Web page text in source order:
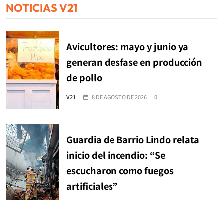
NOTICIAS V21
Avicultores: mayo y junio ya
generan desfase en producción
de pollo
V21 8 DE AGOSTO DE 2026 0
Guardia de Barrio Lindo relata
inicio del incendio: “Se
escucharon como fuegos
artificiales”